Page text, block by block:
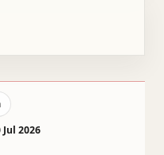
2026